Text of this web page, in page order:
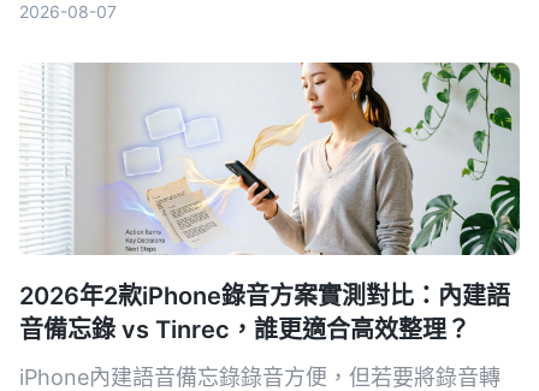
2026-08-07
2026年2款iPhone錄音方案實測對比：內建語
音備忘錄 vs Tinrec，誰更適合高效整理？
iPhone內建語音備忘錄錄音方便，但若要將錄音轉